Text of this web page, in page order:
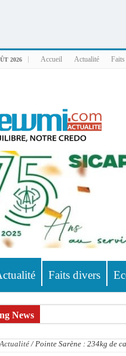
2026 Accueil Actualité
Faits divers
News
Actualité / Pointe Sarène : 234kg de